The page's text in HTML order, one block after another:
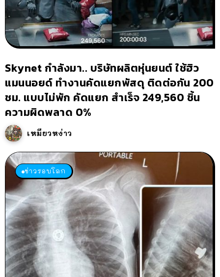
Skynet กำลังมา.. บริษัทผลิตหุ่นยนต์ ใช้ฮิว
แมนนอยด์ ทำงานคัดแยกพัสดุ ติดต่อกัน 200
ชม. แบบไม่พัก คัดแยก สำเร็จ 249,560 ชิ้น
ความผิดพลาด 0%
เหมียวหง่าว
ข่าวรอบโลก